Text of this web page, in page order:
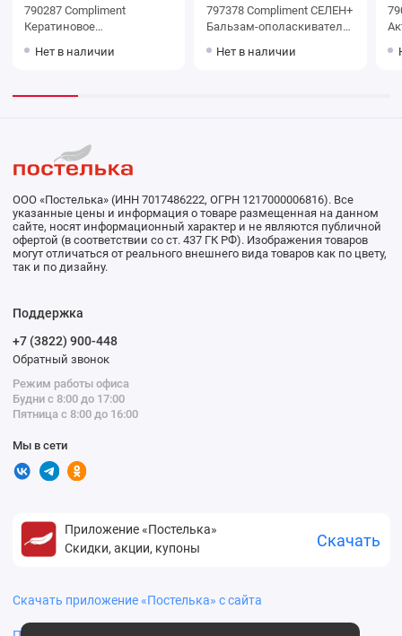
790287 Compliment
Кератиновое
для окрашен. и поврежд.
Нет в наличии
797378 Compliment СЕЛЕН+
Бальзам-ополаскиватель
роста, профилактика
Нет в наличии
ООО «Постелька» (ИНН 7017486222, ОГРН 1217000006816). Все
указанные цены и информация о товаре размещенная на данном
сайте, носят информационный характер и не являются публичной
офертой (в соответствии со ст. 437 ГК РФ). Изображения товаров
могут отличаться от реального внешнего вида товаров как по цвету,
так и по дизайну.
Поддержка
+7 (3822) 900-448
Обратный звонок
Режим работы офиса
Будни с 8:00 до 17:00
Пятница с 8:00 до 16:00
Мы в сети
Приложение «Постелька»
Скидки, акции, купоны
Скачать
Скачать приложение «Постелька» с сайта